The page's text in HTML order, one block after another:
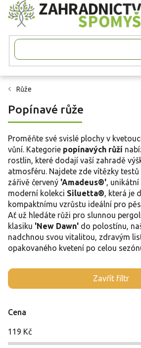
Přejít
na
obsah
Růže
Popínavé růže
Proměňte své svislé plochy v
vůní. Kategorie popínavých růží
rostlin, které dodají vaší zahradě
atmosféru. Najdete zde vítězky
zářivě červený 'Amadeus®' ,
moderní kolekci Siluetta® , která je
kompaktnímu vzrůstu ideální pro
Ať už hledáte růži pro slunnou
klasiku 'New Dawn' do polostínu,
nadchnou svou vitalitou, zdravým
opakovaného kvetení po celou
Zavřít filtr
Cena
119 Kč
V
ý
s
p